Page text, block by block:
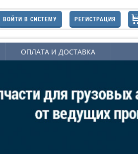
ВОЙТИ В СИСТЕМУ РЕГИСТРАЦИЯ
ОПЛАТА И ДОСТАВКА